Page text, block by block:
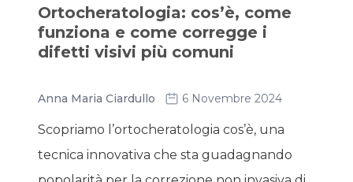
Ortocheratologia: cos’è, come
funziona e come corregge i
difetti visivi più comuni
Anna Maria Ciardullo 6 Novembre 2024
Scopriamo l’ortocheratologia cos’è, una
tecnica innovativa che sta guadagnando